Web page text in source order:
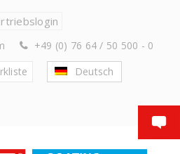
+49 (0) 76 64 / 50 500 - 0
Deutsch